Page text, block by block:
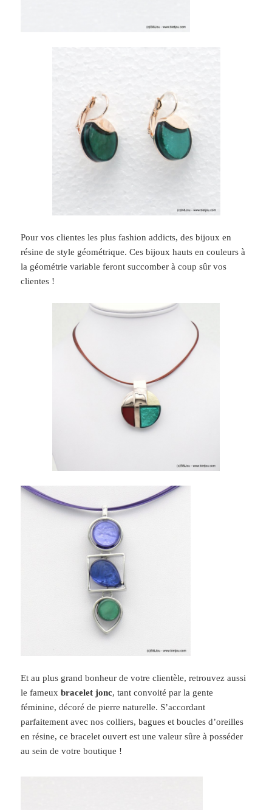
Pour vos clientes les plus fashion addicts, des bijoux en
résine de style géométrique. Ces bijoux hauts en couleurs à
la géométrie variable feront succomber à coup sûr vos
clientes !
Et au plus grand bonheur de votre clientèle, retrouvez aussi
le fameuxbracelet jonc, tant convoité par la gente
féminine, décoré de pierre naturelle. S’accordant
parfaitement avec nos colliers, bagues et boucles d’oreilles
en résine, ce bracelet ouvert est une valeur sûre à posséder
au sein de votre boutique !